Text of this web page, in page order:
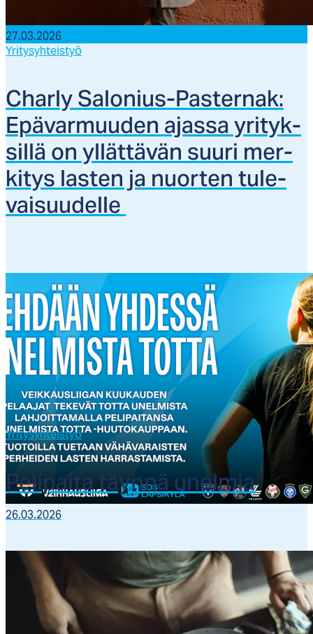
27.03.2026
Yritysyhteistyö
Char­ly Sa­lo­nius-Pas­ter­nak:
Epä­var­muu­den ajas­sa yri­tyk­
sil­lä on yl­lät­tä­vän suu­ri mer­
ki­tys las­ten ja nuor­ten tu­le­
vai­suu­del­le
26.03.2026
Yritysyhteistyö
​Pe­li­pai­ta täyn­nä unel­mia